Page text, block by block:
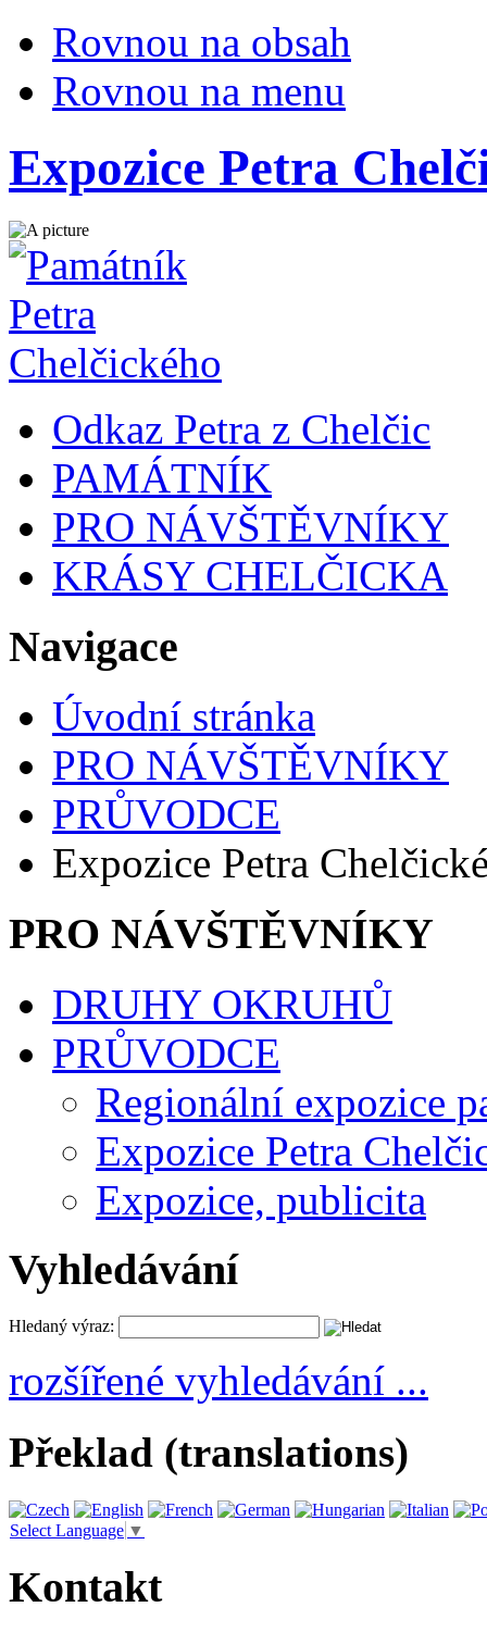
Rovnou na obsah
Rovnou na menu
Expozice Petra
Odkaz Petra z Chelčic
PAMÁTNÍK
PRO NÁVŠTĚVNÍKY
KRÁSY CHELČICKA
Navigace
Úvodní stránka
PRO NÁVŠTĚVNÍKY
PRŮVODCE
Expozice Petra
PRO NÁVŠTĚVNÍKY
DRUHY OKRUHŮ
PRŮVODCE
Regionální expozice
Expozice Petra
Expozice, publicita
Vyhledávání
Hledaný výraz:
rozšířené vyhledávání ...
Překlad (translations)
Select Language ▼
Kontakt